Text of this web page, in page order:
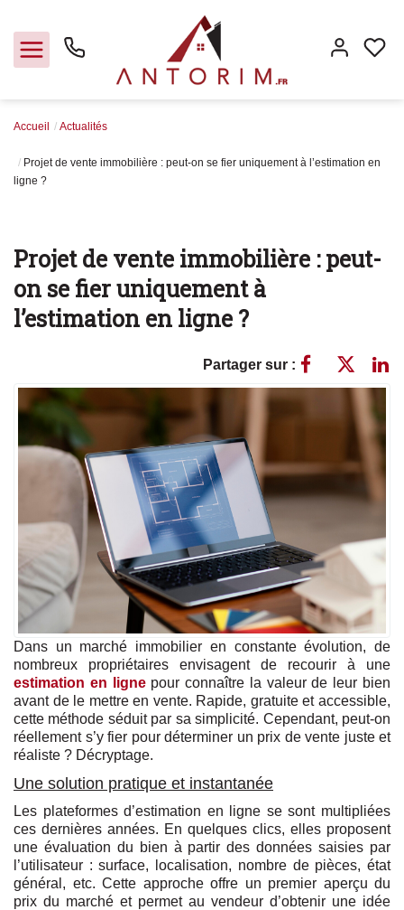
Vendre
Louer
Accueil Actualités
Projet de vente immobilière : peut-on se fier uniquement à l’estimation en
ligne ?
Projet de vente immobilière : peut-
on se fier uniquement à
l’estimation en ligne ?
Partager sur :
Dans un marché immobilier en constante évolution, de
nombreux propriétaires envisagent de recourir à une
estimation en lignepour connaître la valeur de leur bien
avant de le mettre en vente. Rapide, gratuite et accessible,
cette méthode séduit par sa simplicité. Cependant, peut-on
réellement s’y fier pour déterminer un prix de vente juste et
réaliste ? Décryptage.
Une solution pratique et instantanée
Les plateformes d’estimation en ligne se sont multipliées
ces dernières années. En quelques clics, elles proposent
une évaluation du bien à partir des données saisies par
l’utilisateur : surface, localisation, nombre de pièces, état
général, etc. Cette approche offre un premier aperçu du
prix du marché et permet au vendeur d’obtenir une idée